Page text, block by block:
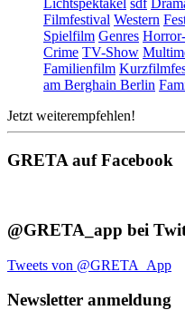
Filmfestival Western
Spielfilm Genres
Crime TV-Show
Familienfilm
am Berghain Berlin
Jetzt weiterempfehlen!
GRETA auf Facebook
@GRETA_app bei
Tweets von @GRETA_App
Newsletter anmeldung